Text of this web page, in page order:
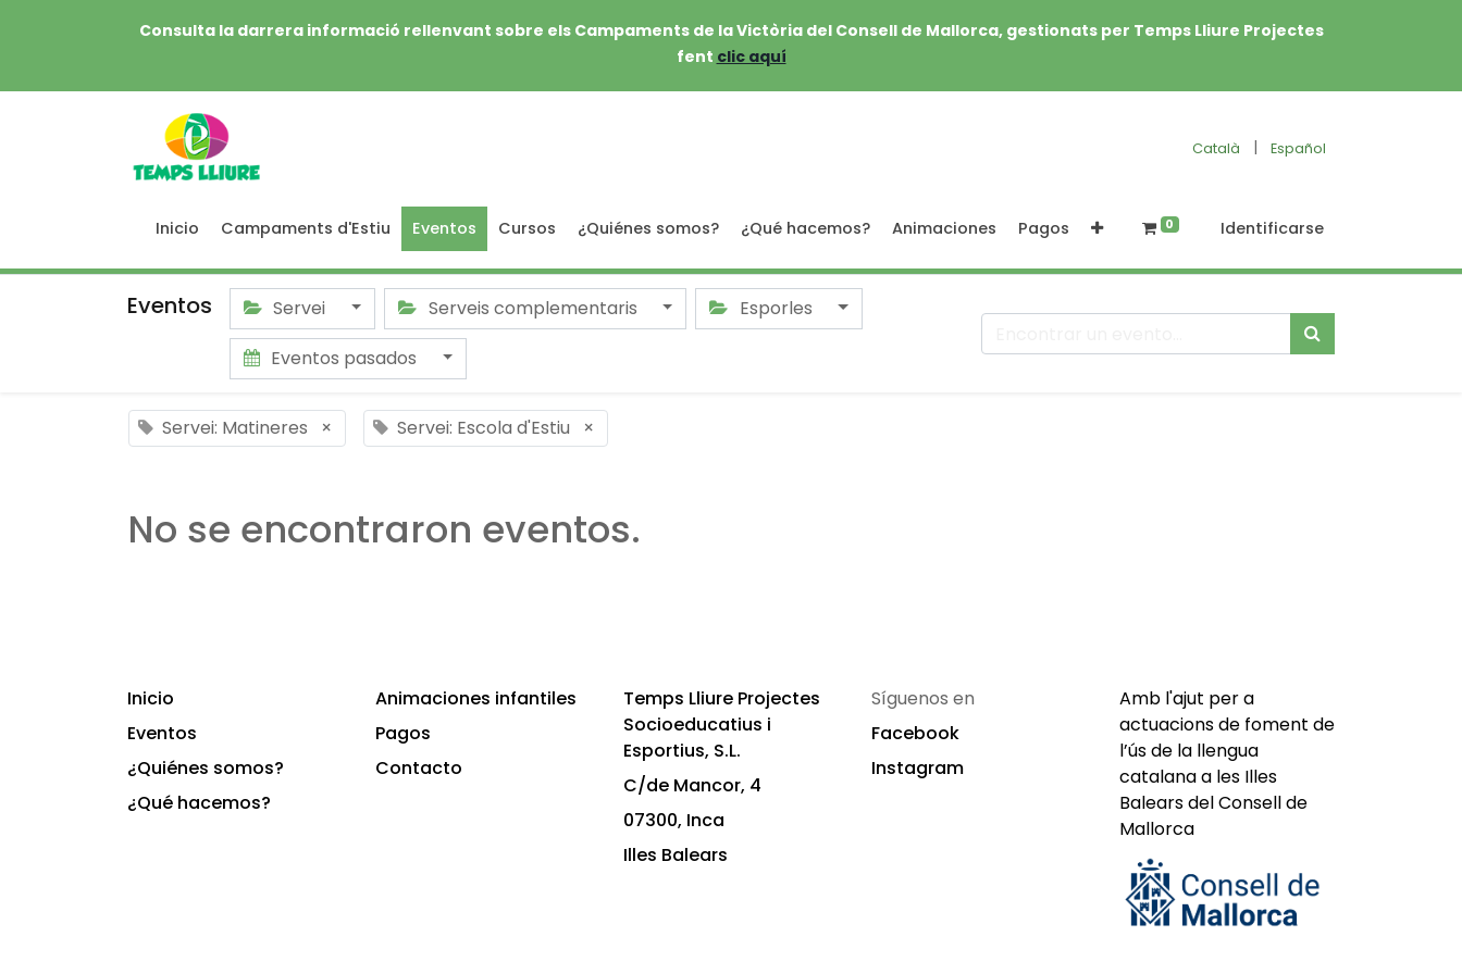
Consulta la darrera informació rellenvant sobre els Campaments de la Victòria del Consell de Mallorca, gestionats per Temps Lliure Projectes
fent clic aquí
Català | Español
Inicio Campaments d'Estiu Eventos Cursos ¿Quiénes somos? ¿Qué hacemos? Animaciones Pagos 0 Identificarse
Eventos Servei Serveis complementaris
Esporles
Eventos pasados
Servei: Matineres × Servei: Escola d'Estiu ×
No se encontraron eventos.
Inicio
Eventos
¿Quiénes somos?
¿Qué hacemos?
Animaciones infantiles
Pagos
Contacto
Temps Lliure Projectes
Socioeducatius i
Esportius, S.L.
C/de Mancor, 4
07300, Inca
Illes Balears
Síguenos en
Facebook
Instagram
Amb l'ajut per a
actuacions de foment de
l’ús de la llengua
catalana a les Illes
Balears del Consell de
Mallorca